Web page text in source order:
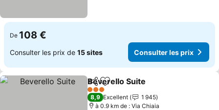
De 108 €
Consulter les prix de 15 sites Consulter les prix
PartagerAjouter à mes favoris
Beverello Suite
3 Étoiles
8,9 Excellent
1 945
à 0.9 km de : Via Chiaia